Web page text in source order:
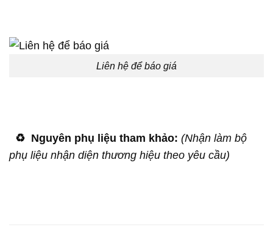
Liên hệ để báo giá
♻️ Nguyên phụ liệu tham khảo: (Nhận làm bộ
phụ liệu nhận diện thương hiệu theo yêu cầu)